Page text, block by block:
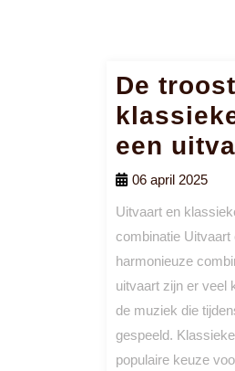
De
een
06 april 2025
Uitvaart en
combinatie
harmonieuze
uitvaart zijn er veel
de muziek die
gespeeld.
populaire keuze